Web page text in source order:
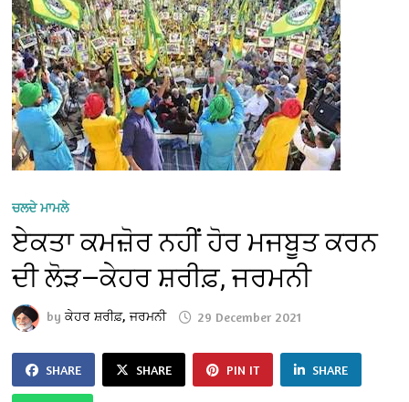
ਚਲਦੇ ਮਾਮਲੇ
ਏਕਤਾ ਕਮਜ਼ੋਰ ਨਹੀਂ ਹੋਰ ਮਜਬੂਤ ਕਰਨ
ਦੀ ਲੋੜ—ਕੇਹਰ ਸ਼ਰੀਫ਼, ਜਰਮਨੀ
byਕੇਹਰ ਸ਼ਰੀਫ਼, ਜਰਮਨੀ 29 December 2021
SHARE SHARE PIN IT SHARE